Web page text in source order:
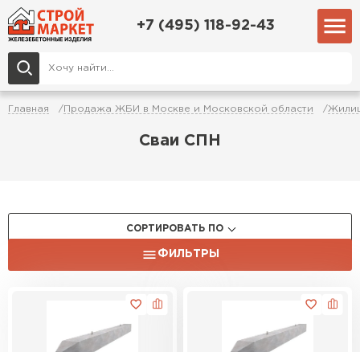
+7 (495) 118-92-43
Главная Продажа ЖБИ в Москве и Московской области
Сваи СПН
СОРТИРОВАТЬ ПО
ФИЛЬТРЫ